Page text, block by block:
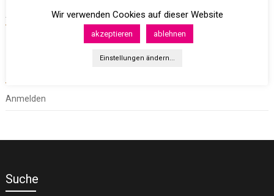
Archives
Anmelden
Suche
Wir verwenden Cookies auf dieser Website
akzeptieren ablehnen
Einstellungen ändern...